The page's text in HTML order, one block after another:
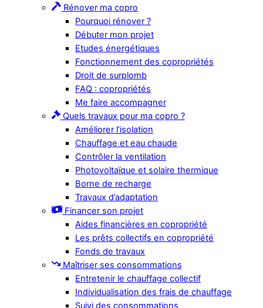
Rénover ma copro
Pourquoi rénover ?
Débuter mon projet
Etudes énergétiques
Fonctionnement des copropriétés
Droit de surplomb
FAQ : copropriétés
Me faire accompagner
Quels travaux pour ma copro ?
Améliorer l’isolation
Chauffage et eau chaude
Contrôler la ventilation
Photovoltaïque et solaire thermique
Borne de recharge
Travaux d’adaptation
Financer son projet
Aides financières en copropriété
Les prêts collectifs en copropriété
Fonds de travaux
Maîtriser ses consommations
Entretenir le chauffage collectif
Individualisation des frais de chauffage
Suivi des consommations